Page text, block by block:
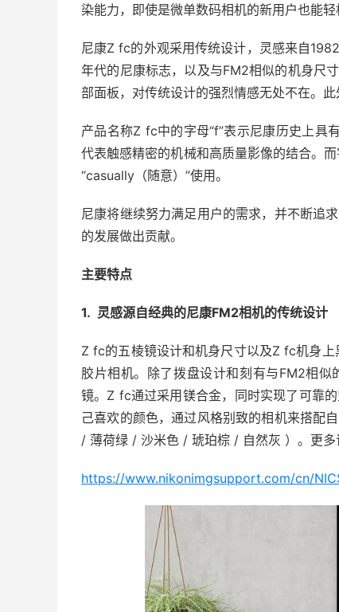
染能力，即使是微单数码相机的新用户也能轻
尼康Z fc的外观采用传统设计，灵感来自
年代的尼康标志，以及与FM2相似的机身尺
部面板，对传统设计的强烈情感无处不在。
产品名称Z fc中的字母“f”表示尼康历史上具
代表触感精密的机械和高质量影像的结合。
“casually（随意）”使用。
尼康将继续努力满足用户的需求，并不断追
的发展做出贡献。
主要特点
1. 灵感源自经典的尼康FM2相机的传统设计
Z fc的五棱镜设计和机身尺寸以及Z fc机身
胶片相机。除了拨盘设计和刻有与FM2相
镜。Z fc通过采用镁合金，同时实现了可靠
己喜欢的颜色，通过风格别致的相机来搭配
/ 薄荷绿 / 沙米色 / 琥珀棕 / 自然灰 ）。更多
https://www.nikonimgsupport.com/cn/